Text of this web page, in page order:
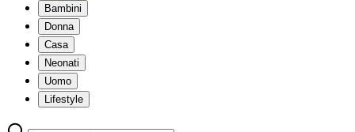
Bambini
Donna
Casa
Neonati
Uomo
Lifestyle